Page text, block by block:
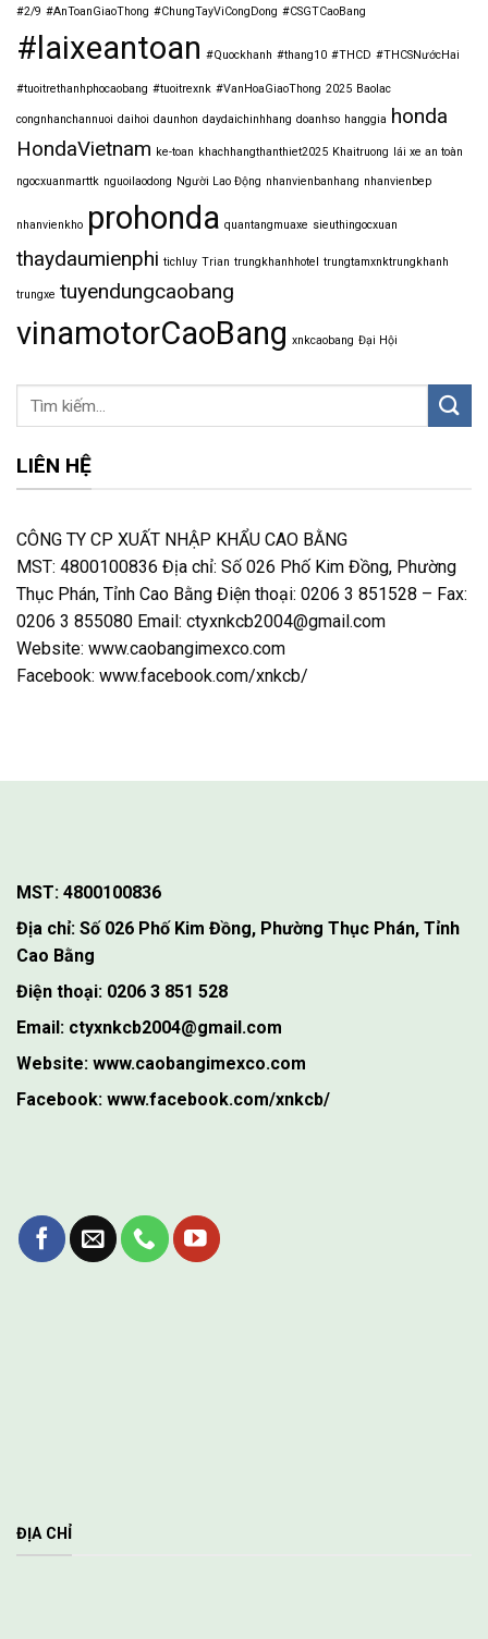
#2/9 #AnToanGiaoThong #ChungTayViCongDong #CSGTCaoBang
#laixeantoan #Quockhanh #thang10 #THCD #THCSNướcHai
#tuoitrethanhphocaobang #tuoitrexnk #VanHoaGiaoThong 2025 Baolac
congnhanchannuoi daihoi daunhon daydaichinhhang doanhso hanggia honda
HondaVietnam ke-toan khachhangthanthiet2025 Khaitruong lái xe an toàn
ngocxuanmarttk nguoilaodong Người Lao Động nhanvienbanhang nhanvienbep
nhanvienkho prohonda quantangmuaxe sieuthingocxuan
thaydaumienphi tichluy Trian trungkhanhhotel trungtamxnktrungkhanh
trungxe tuyendungcaobang
vinamotorCaoBang xnkcaobang Đại Hội
LIÊN HỆ
CÔNG TY CP XUẤT NHẬP KHẨU CAO BẰNG
MST: 4800100836 Địa chỉ: Số 026 Phố Kim Đồng, Phường
Thục Phán, Tỉnh Cao Bằng Điện thoại: 0206 3 851528 – Fax:
0206 3 855080 Email: ctyxnkcb2004@gmail.com
Website: www.caobangimexco.com
Facebook: www.facebook.com/xnkcb/
MST: 4800100836
Địa chỉ: Số 026 Phố Kim Đồng, Phường Thục Phán, Tỉnh
Cao Bằng
Điện thoại: 0206 3 851 528
Email: ctyxnkcb2004@gmail.com
Website: www.caobangimexco.com
Facebook: www.facebook.com/xnkcb/
ĐỊA CHỈ